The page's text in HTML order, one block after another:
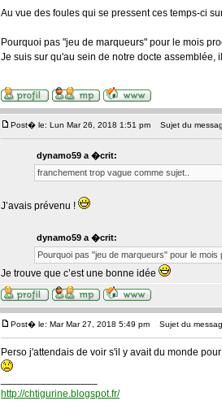
Au vue des foules qui se pressent ces temps-ci
Pourquoi pas "jeu de marqueurs" pour le mois
Je suis sur qu'au sein de notre docte
Post� le: Lun Mar 26, 2018 1:51 pm Sujet du
dynamo59 a �crit:
franchement trop vague comme sujet..
J’avais prévenu !
dynamo59 a �crit:
Pourquoi pas "jeu de marqueurs" pour le mois
Je trouve que c’est une bonne idée
Post� le: Mar Mar 27, 2018 5:49 pm Sujet du
Perso j'attendais de voir s'il y avait du monde
http://chtigurine.blogspot.fr/